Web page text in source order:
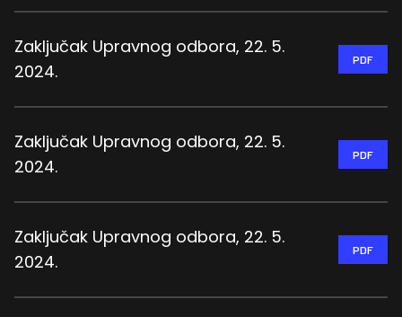
Zaključak Upravnog odbora, 22. 5.
2024.
PDF
Zaključak Upravnog odbora, 22. 5.
2024.
PDF
Zaključak Upravnog odbora, 22. 5.
2024.
PDF